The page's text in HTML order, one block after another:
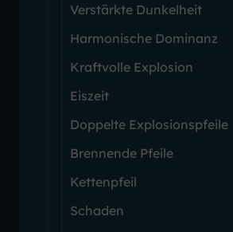
Verstärkte Dunkelheit
Harmonische Dominanz
Kraftvolle Explosion
Eiszeit
Doppelte Explosionspfeile
Brennende Pfeile
Kettenpfeil
Schaden